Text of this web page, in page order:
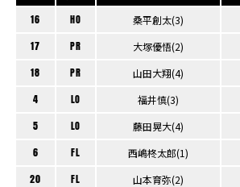
16 HO 桑平創太(3)
17 PR 大塚優悟(2)
18 PR 山田大翔(4)
4 LO 福井慎(3)
5 LO 藤田晃大(4)
6 FL 西嶋柊太郎(1)
20 FL 山本育弥(2)